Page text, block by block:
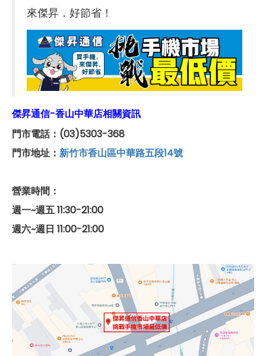
來傑昇．好節省！
傑昇通信-香山中華店相關資訊
門市電話：(03)5303-368
門市地址： 新竹市香山區中華路五段14號
營業時間：
週一~週五 11:30-21:00
週六~週日 11:00-21:00